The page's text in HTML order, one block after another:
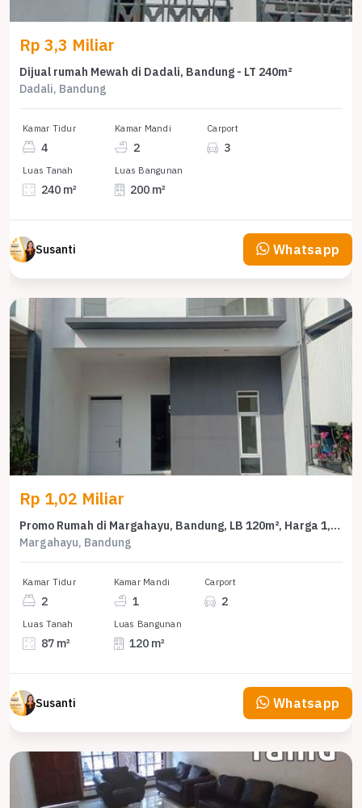
Rp 3,3 Miliar
Dijual rumah Mewah di Dadali, Bandung - LT 240m²
Dadali, Bandung
Kamar Tidur
4
Kamar Mandi
2
Carport
3
Luas Tanah
240 m²
Luas Bangunan
200 m²
Susanti Whatsapp
Rp 1,02 Miliar
Promo Rumah di Margahayu, Bandung, LB 120m², Harga 1,02 Miliar
Margahayu, Bandung
Kamar Tidur
2
Kamar Mandi
1
Carport
2
Luas Tanah
87 m²
Luas Bangunan
120 m²
Susanti Whatsapp